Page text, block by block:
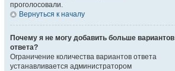
проголосовали.
Вернуться к началу
Почему я не могу добавить больше вариантов
ответа?
Ограничение количества вариантов ответа
устанавливается администратором